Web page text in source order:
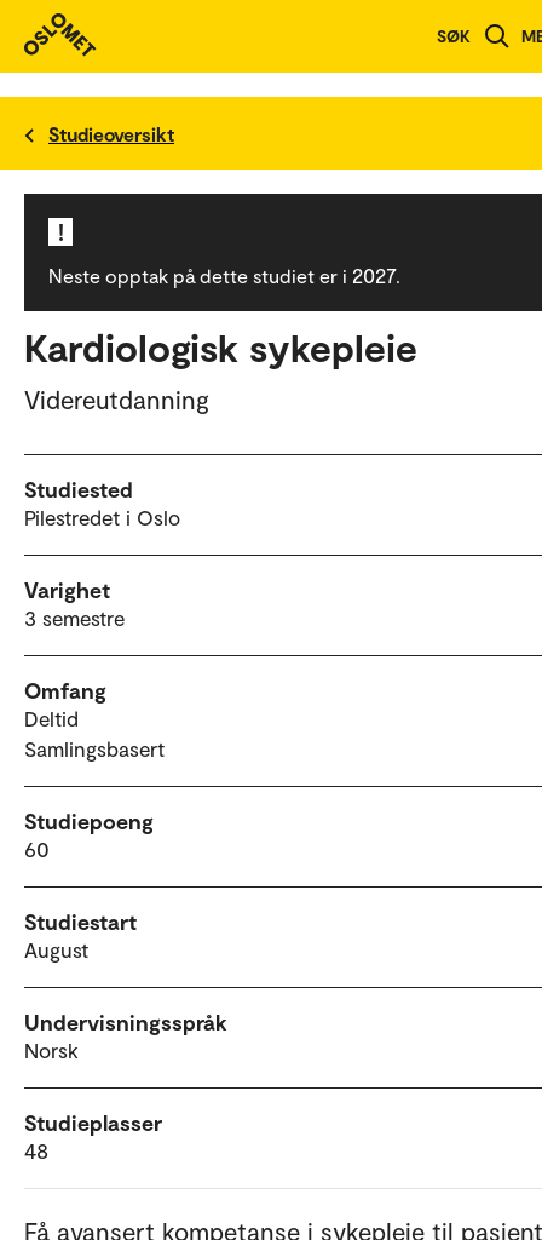
SØK
Studieoversikt
!
Neste opptak på dette studiet er i 2027.
Kardiologisk sykepleie
Videreutdanning
Studiested
Pilestredet i Oslo
Varighet
3 semestre
Omfang
Deltid
Samlingsbasert
Studiepoeng
60
Studiestart
August
Undervisningsspråk
Norsk
Studieplasser
48
Få avansert kompetanse i sykepleie til